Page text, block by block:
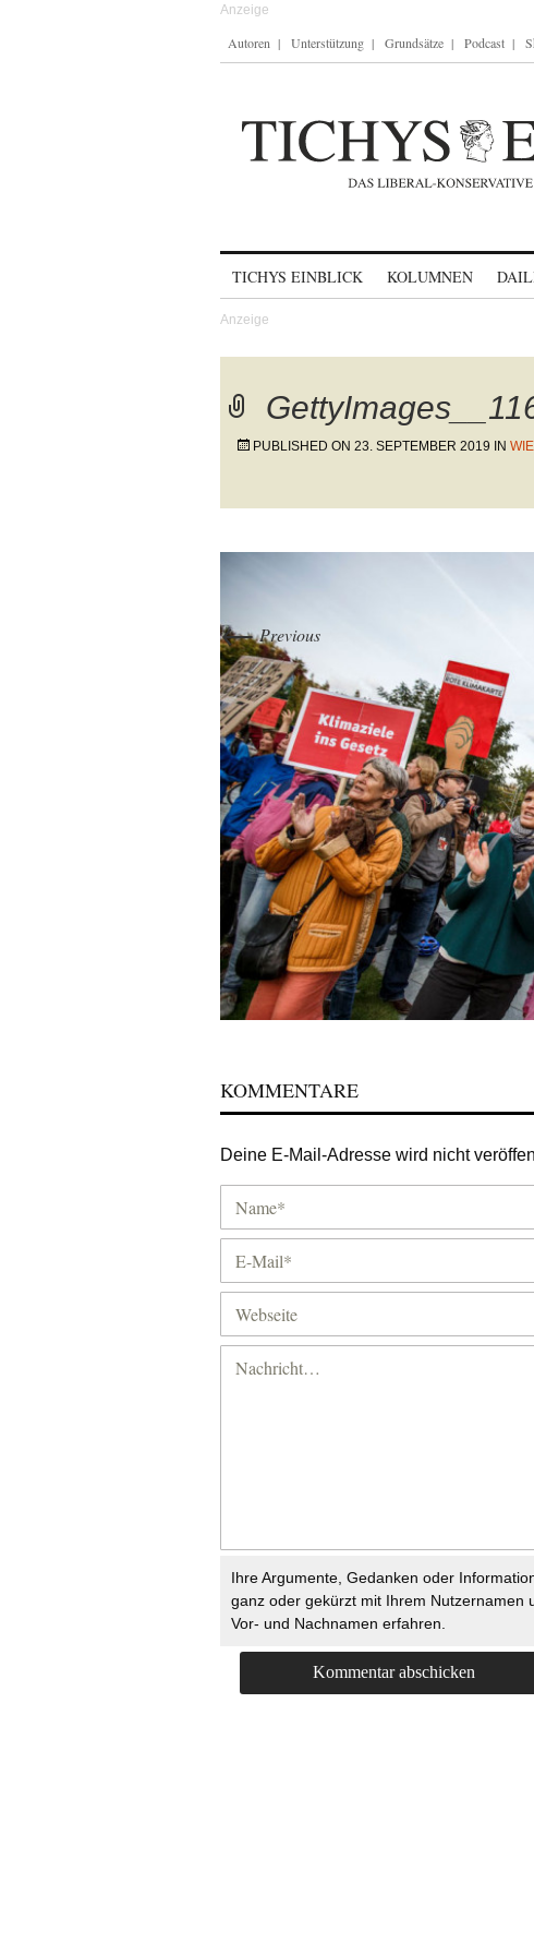
Autoren Unterstützung Grundsätze Podcast
TICHYS EINBLICK KOLUMNEN
PUBLISHED ON 23. SEPTEMBER 2019 IN
←Previous
KOMMENTARE
Deine E-Mail-Adresse wird nicht
Ihre Argumente, Gedanken oder
ganz oder gekürzt mit Ihrem Nutzernamen
Vor- und Nachnamen erfahren.